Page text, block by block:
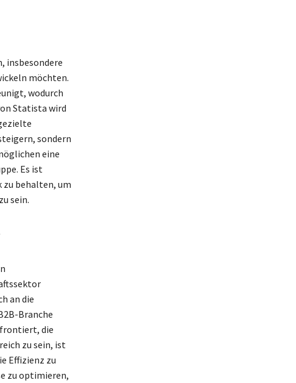
insbesondere
möchten.
wodurch
Statista wird
sondern
eine
Es ist
behalten, um
sein.
an die
Branche
die
zu sein, ist
Effizienz zu
zu optimieren,